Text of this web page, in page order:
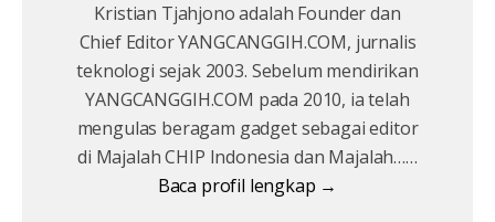
Kristian Tjahjono adalah Founder dan
Chief Editor YANGCANGGIH.COM, jurnalis
teknologi sejak 2003. Sebelum mendirikan
YANGCANGGIH.COM pada 2010, ia telah
mengulas beragam gadget sebagai editor
di Majalah CHIP Indonesia dan Majalah……
Baca profil lengkap →